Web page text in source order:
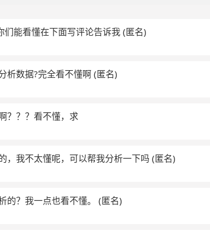
们能看懂在下面写评论告诉我 (匿名)
析数据?完全看不懂啊 (匿名)
？？？看不懂，求
，我不太懂呢，可以帮我分析一下吗 (匿名)
的？我一点也看不懂。 (匿名)